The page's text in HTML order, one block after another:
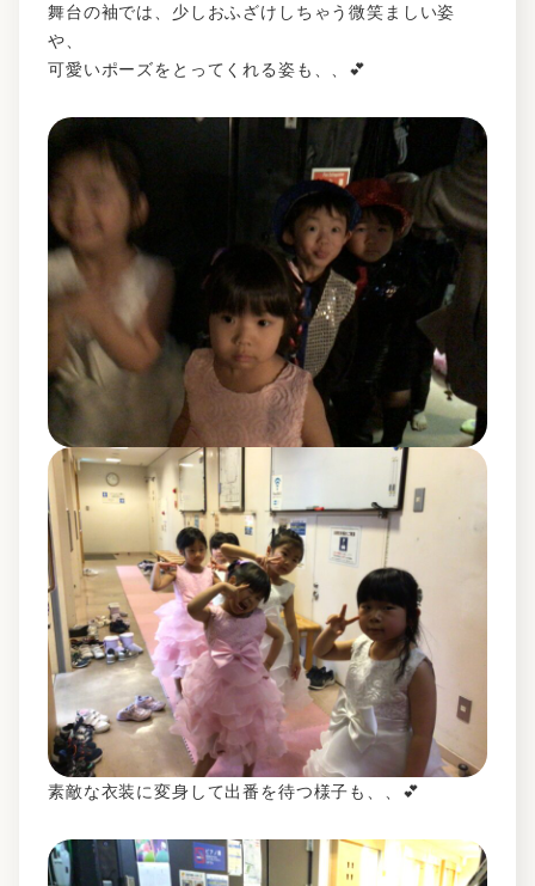
舞台の袖では、少しおふざけしちゃう微笑ましい姿
や、
可愛いポーズをとってくれる姿も、、💕
素敵な衣装に変身して出番を待つ様子も、、💕